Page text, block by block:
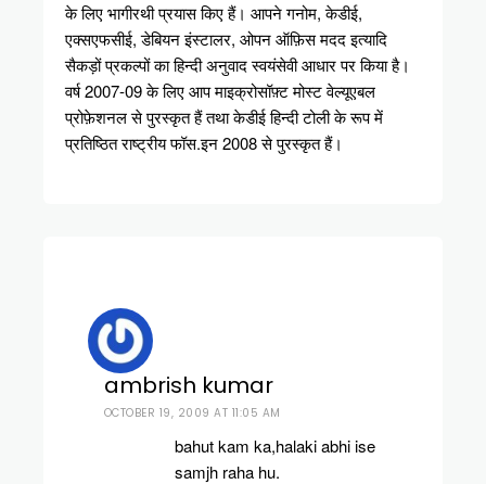
के लिए भागीरथी प्रयास किए हैं। आपने गनोम, केडीई,
एक्सएफसीई, डेबियन इंस्टालर, ओपन ऑफ़िस मदद इत्यादि
सैकड़ों प्रकल्पों का हिन्दी अनुवाद स्वयंसेवी आधार पर किया है।
वर्ष 2007-09 के लिए आप माइक्रोसॉफ़्ट मोस्ट वेल्यूएबल
प्रोफ़ेशनल से पुरस्कृत हैं तथा केडीई हिन्दी टोली के रूप में
प्रतिष्ठित राष्ट्रीय फॉस.इन 2008 से पुरस्कृत हैं।
ambrish kumar
OCTOBER 19, 2009 AT 11:05 AM
bahut kam ka,halaki abhi ise
samjh raha hu.